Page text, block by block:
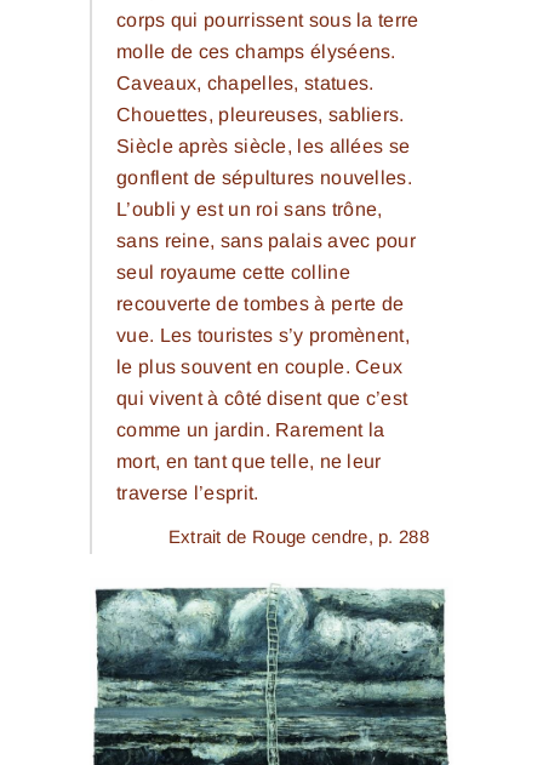
corps qui pourrissent sous la terre
molle de ces champs élyséens.
Caveaux, chapelles, statues.
Chouettes, pleureuses, sabliers.
Siècle après siècle, les allées se
gonflent de sépultures nouvelles.
L’oubli y est un roi sans trône,
sans reine, sans palais avec pour
seul royaume cette colline
recouverte de tombes à perte de
vue. Les touristes s’y promènent,
le plus souvent en couple. Ceux
qui vivent à côté disent que c’est
comme un jardin. Rarement la
mort, en tant que telle, ne leur
traverse l’esprit.
Extrait de Rouge cendre, p. 288